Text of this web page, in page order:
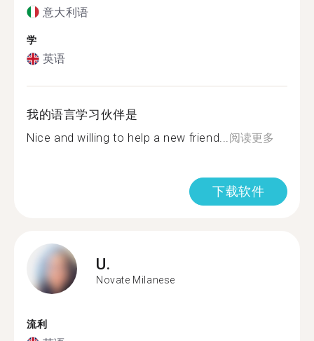
意大利语
学
英语
我的语言学习伙伴是
Nice and willing to help a new friend...阅读更多
下载软件
U.
Novate Milanese
流利